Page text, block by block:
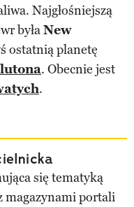
Najgłośniejszą
byłaNew
ostatnią planetę
. Obecnie jest
.
się tematyką
magazynami portali